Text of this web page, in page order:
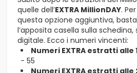
quelle dell’EXTRA MillionDAY.
questa opzione aggiuntiva,
l’apposita casella sulla
digitale. Ecco i numeri vincenti:
Numeri EXTRA estratti alle
- 55
Numeri EXTRA estratti alle